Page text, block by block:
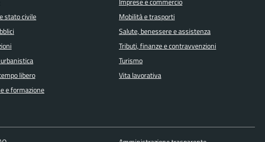
stato civile
libero
e formazione
Mobilità e trasporti
Salute, benessere e assistenza
Tributi, finanze e contravvenzioni
Turismo
Vita lavorativa